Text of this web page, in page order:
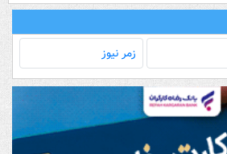
زمر نیوز